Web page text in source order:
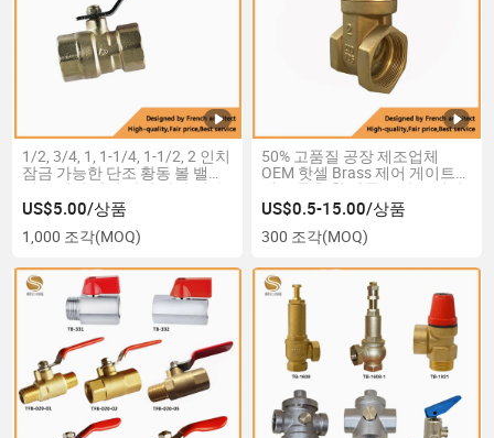
1/2, 3/4, 1, 1-1/4, 1-1/2, 2 인치
잠금 가능한 단조 황동 볼 밸브
긴 손잡이 남성 여성 나사 긴 손
잡이 (TF-118)
US$5.00/상품
1,000 조각(MOQ)
50% 고품질 공장 제조업체
OEM 핫셀 Brass 제어 게이트
밸브 물용 휠 핸들 포지드 여성
나사
US$0.5-15.00/상품
300 조각(MOQ)